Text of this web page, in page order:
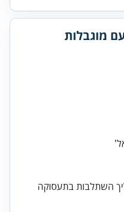
מוגבלות
השתלבות בתעסוקה